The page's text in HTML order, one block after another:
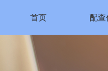
首页 配查